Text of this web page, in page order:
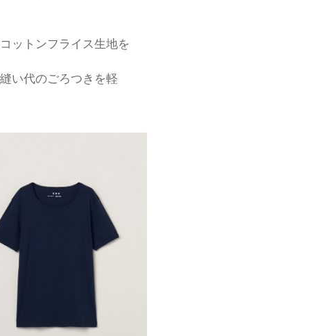
ットンフライス生地を
い代のごろつきを軽